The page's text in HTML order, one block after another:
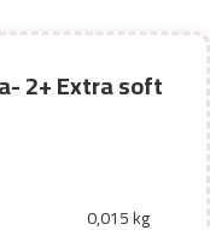
2+ Extra soft
0,015 kg